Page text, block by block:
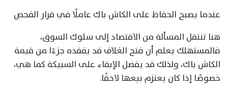
عندما يصبح الحفاظ على الكاش باك عاملًا في قرار الفحص
هنا تنتقل المسألة من الاقتصاد إلى سلوك السوق،
فالمستهلك يعلم أن فتح الغلاف قد يفقده جزءًا من قيمة
الكاش باك، ولذلك قد يفضل الإبقاء على السبيكة كما هي،
خصوصًا إذا كان يعتزم بيعها لاحقًا.